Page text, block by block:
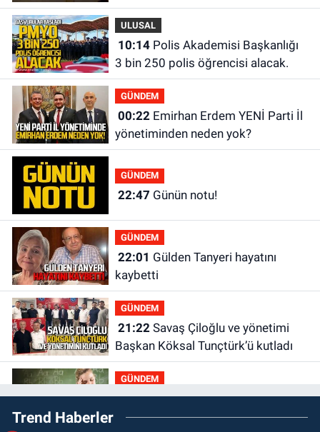
ULUSAL
10:14Polis Akademisi Başkanlığı
3 bin 250 polis öğrencisi alacak.
GÜNDEM
00:22Emirhan Erdem YENİ Parti İl
yönetiminden neden yok?
GÜNDEM
22:47 Günün notu!
GÜNDEM
22:01
kaybetti
GÜNDEM
21:22Savaş Çiloğlu ve yönetimi
Başkan Köksal Tunçtürk’ü kutladı
GÜNDEM
21:05Öğretmenlere Milli Eğitim
Bakanlığı'ndan kötü haber
Trend Haberler